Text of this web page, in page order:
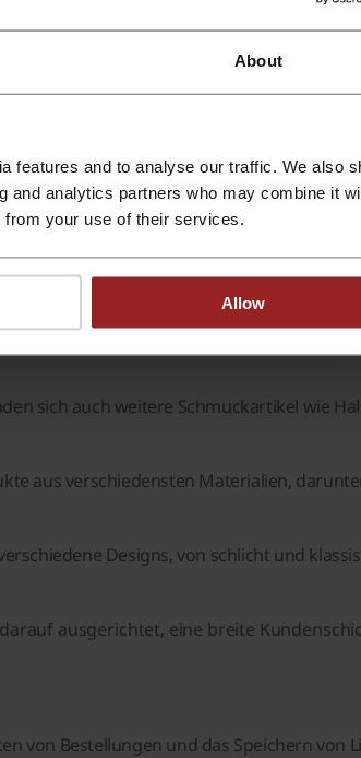
About
features and to analyse our traffic. We also
and analytics partners who may combine it
from your use of their services.
Allow
ab 0,39 € bei Crazy Factory!
auf den Verkauf von Piercings und
eine Vielzahl von Piercings in
sich auch weitere Schmuckartikel wie
aus verschiedensten Materialien,
Designs, von schlicht und
ausgerichtet, eine breite
von Bestellungen und das Speichern von